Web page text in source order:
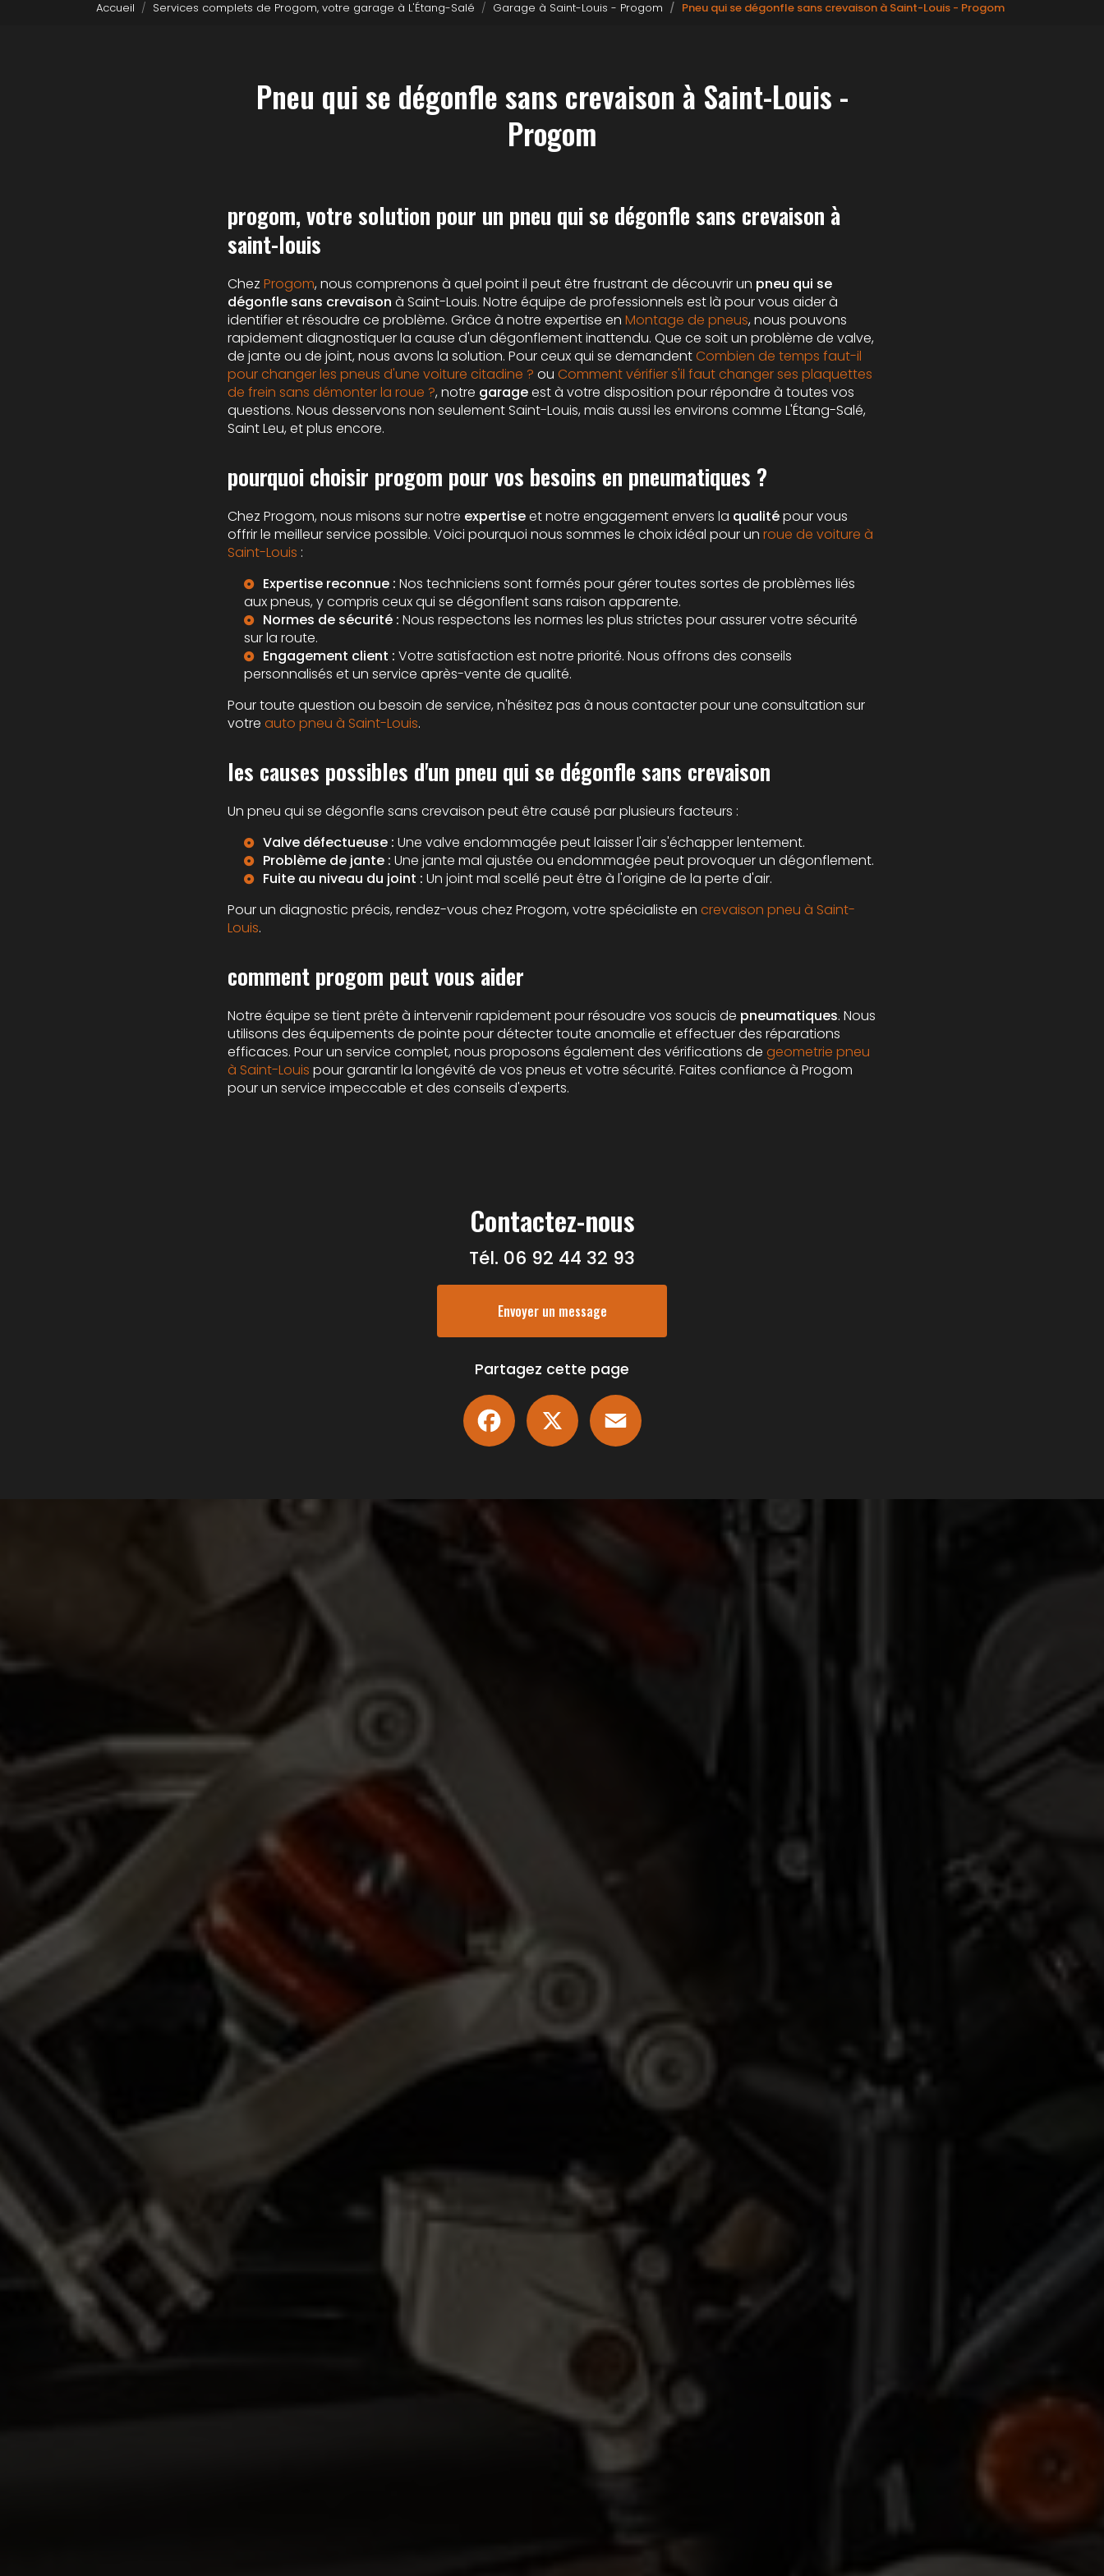
Accueil Services complets de Progom, votre garage à L'Étang-Salé Garage à Saint-Louis - Progom Pneu qui se dégonfle sans crevaison à Saint-Louis - Progom
Pneu qui se dégonfle sans crevaison à Saint-Louis -
Progom
progom, votre solution pour un pneu qui se dégonfle sans crevaison à
saint-louis
Chez Progom, nous comprenons à quel point il peut être frustrant de découvrir un pneu qui se
dégonfle sans crevaison à Saint-Louis. Notre équipe de professionnels est là pour vous aider à
identifier et résoudre ce problème. Grâce à notre expertise en Montage de pneus, nous pouvons
rapidement diagnostiquer la cause d'un dégonflement inattendu. Que ce soit un problème de valve,
de jante ou de joint, nous avons la solution. Pour ceux qui se demandent Combien de temps faut-il
pour changer les pneus d'une voiture citadine ? ou Comment vérifier s'il faut changer ses plaquettes
de frein sans démonter la roue ?, notre garageest à votre disposition pour répondre à toutes vos
questions. Nous desservons non seulement Saint-Louis, mais aussi les environs comme L'Étang-Salé,
Saint Leu, et plus encore.
pourquoi choisir progom pour vos besoins en pneumatiques ?
Chez Progom, nous misons sur notre expertiseet notre engagement envers la qualitépour vous
offrir le meilleur service possible. Voici pourquoi nous sommes le choix idéal pour un roue de voiture à
Saint-Louis :
Expertise reconnue : Nos techniciens sont formés pour gérer toutes sortes de problèmes liés
aux pneus, y compris ceux qui se dégonflent sans raison apparente.
Normes de sécurité : Nous respectons les normes les plus strictes pour assurer votre sécurité
sur la route.
Engagement client : Votre satisfaction est notre priorité. Nous offrons des conseils
personnalisés et un service après-vente de qualité.
Pour toute question ou besoin de service, n'hésitez pas à nous contacter pour une consultation sur
votre auto pneu à Saint-Louis.
les causes possibles d'un pneu qui se dégonfle sans crevaison
Un pneu qui se dégonfle sans crevaison peut être causé par plusieurs facteurs :
Valve défectueuse : Une valve endommagée peut laisser l'air s'échapper lentement.
Problème de jante : Une jante mal ajustée ou endommagée peut provoquer un dégonflement.
Fuite au niveau du joint : Un joint mal scellé peut être à l'origine de la perte d'air.
Pour un diagnostic précis, rendez-vous chez Progom, votre spécialiste en crevaison pneu à Saint-
Louis.
comment progom peut vous aider
Notre équipe se tient prête à intervenir rapidement pour résoudre vos soucis de pneumatiques. Nous
utilisons des équipements de pointe pour détecter toute anomalie et effectuer des réparations
efficaces. Pour un service complet, nous proposons également des vérifications de geometrie pneu
à Saint-Louis pour garantir la longévité de vos pneus et votre sécurité. Faites confiance à Progom
pour un service impeccable et des conseils d'experts.
Contactez-nous
Tél. 06 92 44 32 93
Envoyer un message
Partagez cette page
Facebook